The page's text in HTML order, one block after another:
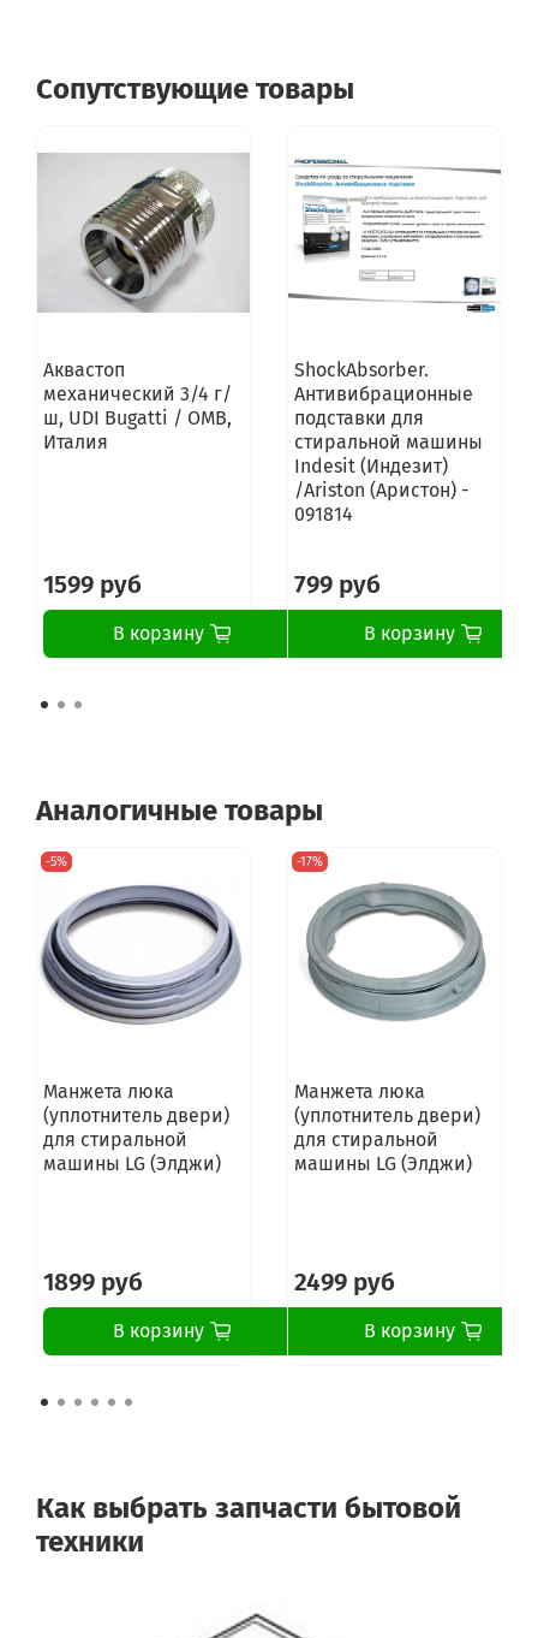
Сопутствующие товары
Аквастоп
механический 3/4 г/
ш, UDI Bugatti / OMB,
Италия
1599 руб
В корзину
ShockAbsorber.
Антивибрационные
подставки для
стиральной машины
Indesit (Индезит)
/Ariston (Аристон) -
091814
799 руб
В корзину
Аналогичные товары
-5%
Манжета люка
(уплотнитель двери)
для стиральной
машины LG (Элджи)
1899 руб
В корзину
-17%
Манжета люка
(уплотнитель двери)
для стиральной
машины LG (Элджи)
2499 руб
В корзину
Как выбрать запчасти бытовой
техники